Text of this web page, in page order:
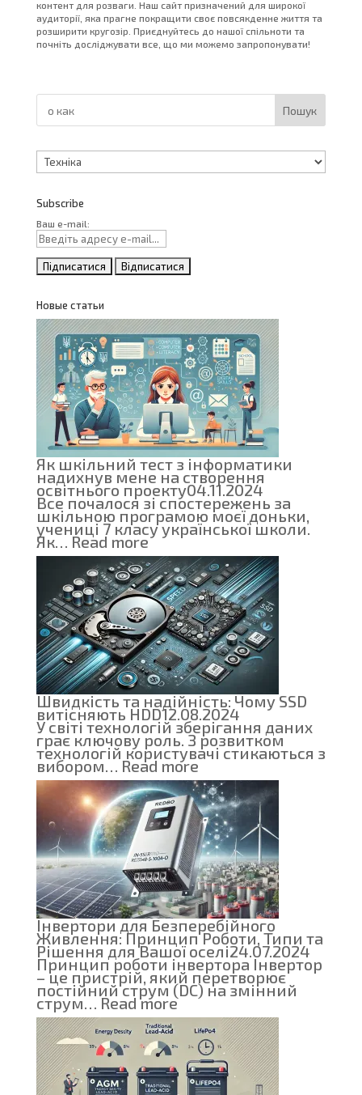
контент для розваги. Наш сайт призначений для широкої
аудиторії, яка прагне покращити своє повсякденне життя та
розширити кругозір. Приєднуйтесь до нашої спільноти та
почніть досліджувати все, що ми можемо запропонувати!
Пошук
Категорії
Subscribe
Ваш e-mail:
Новые статьи
Як шкільний тест з інформатики
надихнув мене на створення
освітнього проекту04.11.2024
Все почалося зі спостережень за
шкільною програмою моєї доньки,
учениці 7 класу української школи.
Як…Read more:
Як
шкільний
тест
з
інформатики
надихнув
мене
на
створення
освітнього
проекту
Швидкість та надійність: Чому SSD
витісняють HDD12.08.2024
У світі технологій зберігання даних
грає ключову роль. З розвитком
технологій користувачі стикаються з
вибором…Read more:
Швидкість
та
надійність:
Чому
SSD
витісняють
HDD
Інвертори для Безперебійного
Живлення: Принцип Роботи, Типи та
Рішення для Вашої оселі24.07.2024
Принцип роботи інвертора Інвертор
– це пристрій, який перетворює
постійний струм (DC) на змінний
струм…Read more:
Інвертори
для
Безперебійного
Живлення:
Принцип
Роботи,